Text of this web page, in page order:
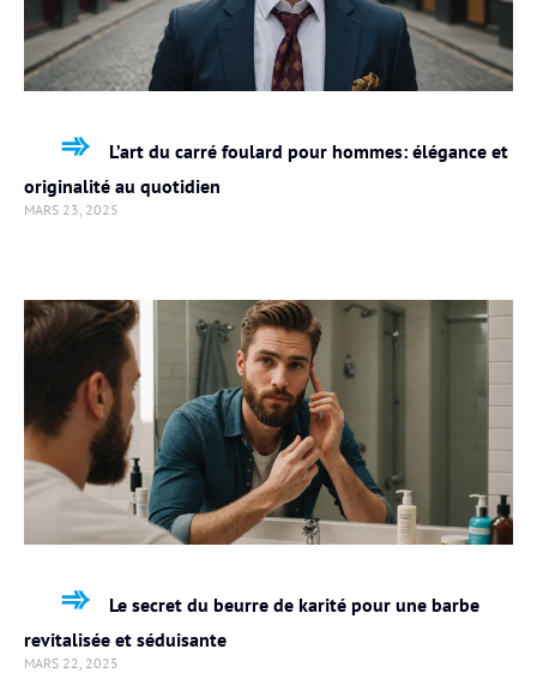
L’art du carré foulard pour hommes: élégance et
originalité au quotidien
MARS 23, 2025
Le secret du beurre de karité pour une barbe
revitalisée et séduisante
MARS 22, 2025